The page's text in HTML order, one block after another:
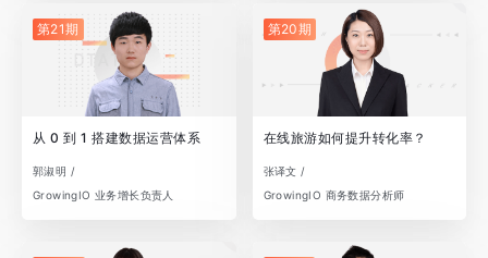
第21期
从 0 到 1 搭建数据运营体系
郭淑明 /
GrowingIO 业务增长负责人
第20期
在线旅游如何提升转化率？
张译文 /
GrowingIO 商务数据分析师